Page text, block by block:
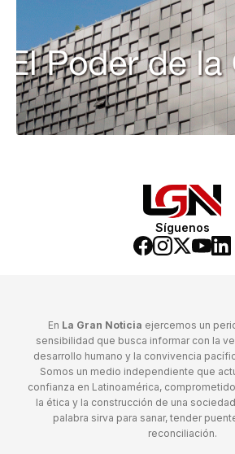
Síguenos
En La Gran Noticia ejercemos un
sensibilidad que busca informar con la
desarrollo humano y la convivencia
Somos un medio independiente que
confianza en Latinoamérica,
la ética y la construcción de una
palabra sirva para sanar, tender
reconciliación.